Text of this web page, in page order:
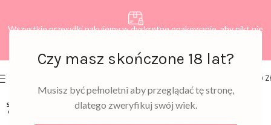
Czy masz skończone 18 lat?
Musisz być pełnoletni aby przeglądać tę stronę,
dlatego zweryfikuj swój wiek.
Wszystkie przesyłki pakujemy w dyskretne opakowanie, aby nikt nie
0,00
SOLD
OUT